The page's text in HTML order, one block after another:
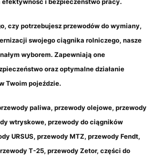
czy potrzebujesz przewodów do wymiany,
swojego ciągnika rolniczego, nasze
wyborem. Zapewniają one
oraz optymalne działanie
Twoim pojeździe.
paliwa, przewody olejowe, przewody
wtryskowe, przewody do ciągników
URSUS, przewody MTZ, przewody Fendt,
T-25, przewody Zetor, części do